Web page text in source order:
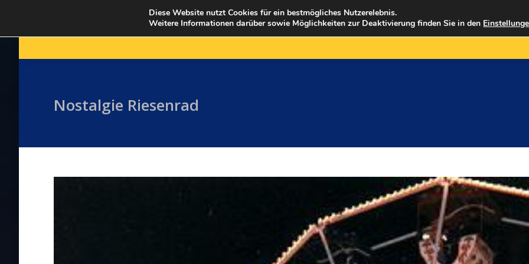
HOME FAHRGESCHÄFTE GASTRONOMIE
Nostalgie Riesenrad
Diese Website nutzt Cookies für ein bestmögliches Nutzerelebnis.
Weitere Informationen darüber sowie Möglichkeiten zur Deaktivierung finden Sie in den